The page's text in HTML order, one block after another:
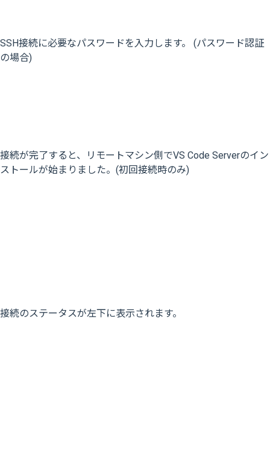
SSH接続に必要なパスワードを入力します。 (パスワード認証
の場合)
接続が完了すると、リモートマシン側でVS Code Serverのイン
ストールが始まりました。(初回接続時のみ)
接続のステータスが左下に表示されます。